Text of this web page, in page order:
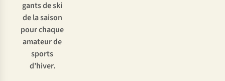
gants de ski
de la saison
pour chaque
amateur de
sports
d’hiver.